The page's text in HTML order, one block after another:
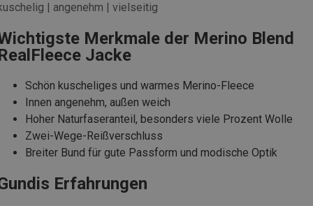
| angenehm | vielseitig
Merkmale der Merino Blend
Jacke
Schön kuscheliges und warmes Merino-Fleece
Innen angenehm, außen weich
Hoher Naturfaseranteil, besonders viele Prozent Wolle
Zwei-Wege-Reißverschluss
Breiter Bund für gute Passform und modische Optik
Erfahrungen